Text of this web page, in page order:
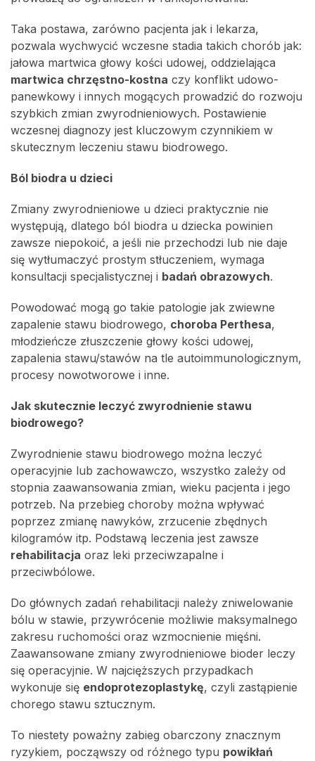
Taka postawa, zarówno pacjenta jak i lekarza,
pozwala wychwycić wczesne stadia takich chorób jak:
jałowa martwica głowy kości udowej, oddzielająca
martwica chrzęstno-kostna czy konflikt udowo-
panewkowy i innych mogących prowadzić do rozwoju
szybkich zmian zwyrodnieniowych. Postawienie
wczesnej diagnozy jest kluczowym czynnikiem w
skutecznym leczeniu stawu biodrowego.
Ból biodra u dzieci
Zmiany zwyrodnieniowe u dzieci praktycznie nie
występują, dlatego ból biodra u dziecka powinien
zawsze niepokoić, a jeśli nie przechodzi lub nie daje
się wytłumaczyć prostym stłuczeniem, wymaga
konsultacji specjalistycznej i badań obrazowych.
Powodować mogą go takie patologie jak zwiewne
zapalenie stawu biodrowego, choroba Perthesa,
młodzieńcze złuszczenie głowy kości udowej,
zapalenia stawu/stawów na tle autoimmunologicznym,
procesy nowotworowe i inne.
Jak skutecznie leczyć zwyrodnienie stawu
biodrowego?
Zwyrodnienie stawu biodrowego można leczyć
operacyjnie lub zachowawczo, wszystko zależy od
stopnia zaawansowania zmian, wieku pacjenta i jego
potrzeb. Na przebieg choroby można wpływać
poprzez zmianę nawyków, zrzucenie zbędnych
kilogramów itp. Podstawą leczenia jest zawsze
rehabilitacja oraz leki przeciwzapalne i
przeciwbólowe.
Do głównych zadań rehabilitacji należy zniwelowanie
bólu w stawie, przywrócenie możliwie maksymalnego
zakresu ruchomości oraz wzmocnienie mięśni.
Zaawansowane zmiany zwyrodnieniowe bioder leczy
się operacyjnie. W najcięższych przypadkach
wykonuje się endoprotezoplastykę, czyli zastąpienie
chorego stawu sztucznym.
To niestety poważny zabieg obarczony znacznym
ryzykiem, począwszy od różnego typu powikłań